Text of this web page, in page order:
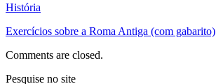
História
Exercícios sobre a Roma Antiga (com gabarito)
Comments are closed.
Pesquise no site